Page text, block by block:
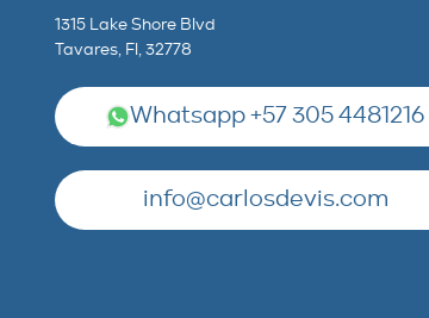
1315 Lake Shore Blvd
Tavares, Fl, 32778
Whatsapp +57 305 4481216
info@carlosdevis.com